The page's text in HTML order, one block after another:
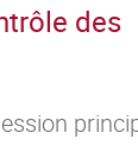
des